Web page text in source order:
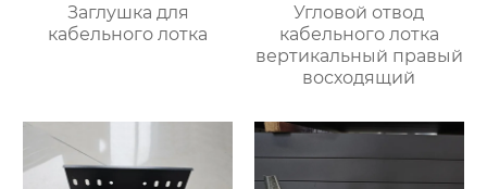
Заглушка для
кабельного лотка
Угловой отвод
кабельного лотка
вертикальный правый
восходящий